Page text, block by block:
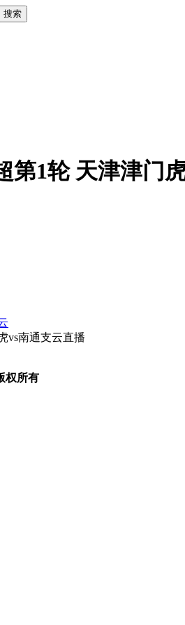
第1轮 天津津门
vs南通支云直播
权所有